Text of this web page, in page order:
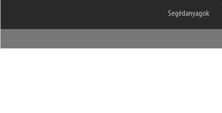
Segédanyagok